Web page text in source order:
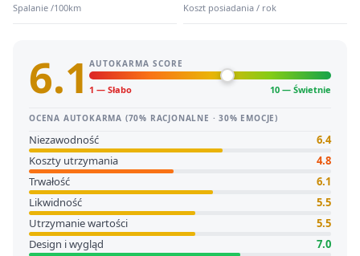
Spalanie /100km Koszt posiadania / rok
6.1 AUTOKARMA SCORE
1 — Słabo 10 — Świetnie
OCENA AUTOKARMA (70% RACJONALNE · 30% EMOCJE)
Niezawodność
6.4
Koszty utrzymania
4.8
Trwałość
6.1
Likwidność
5.5
Utrzymanie wartości
5.5
Design i wygląd
7.0